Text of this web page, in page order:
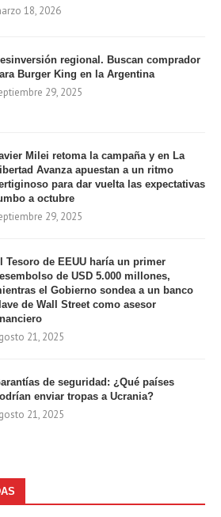
18, 2026
regional. Buscan comprador
Burger King en la Argentina
29, 2025
Milei retoma la campaña y en La
Avanza apuestan a un ritmo
para dar vuelta las expectativas
a octubre
29, 2025
Tesoro de EEUU haría un primer
de USD 5.000 millones,
el Gobierno sondea a un banco
de Wall Street como asesor
21, 2025
de seguridad: ¿Qué países
enviar tropas a Ucrania?
21, 2025